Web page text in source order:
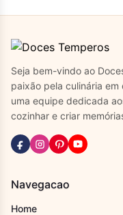
Seja bem-vindo ao
paixão pela culinária
uma equipe dedicada
cozinhar e criar
Navegacao
Home